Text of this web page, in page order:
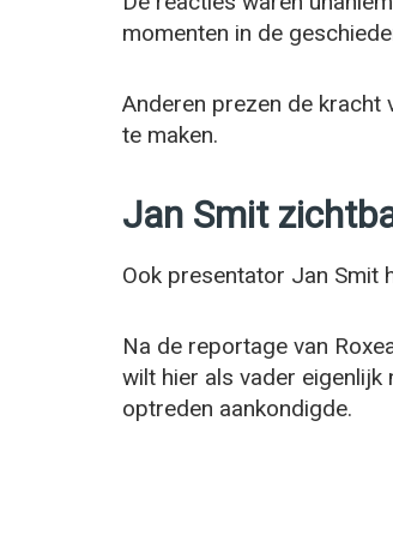
momenten in de
Anderen prezen de
te maken.
Jan Smit
Ook presentator Jan Smit
Na de reportage van
wilt hier als vader eigenlijk
optreden aankondigde.